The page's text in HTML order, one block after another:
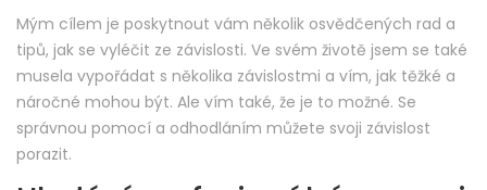
Mým cílem je poskytnout vám několik osvědčených rad a
tipů, jak se vyléčit ze závislosti. Ve svém životě jsem se také
musela vypořádat s několika závislostmi a vím, jak těžké a
náročné mohou být. Ale vím také, že je to možné. Se
správnou pomocí a odhodláním můžete svoji závislost
porazit.